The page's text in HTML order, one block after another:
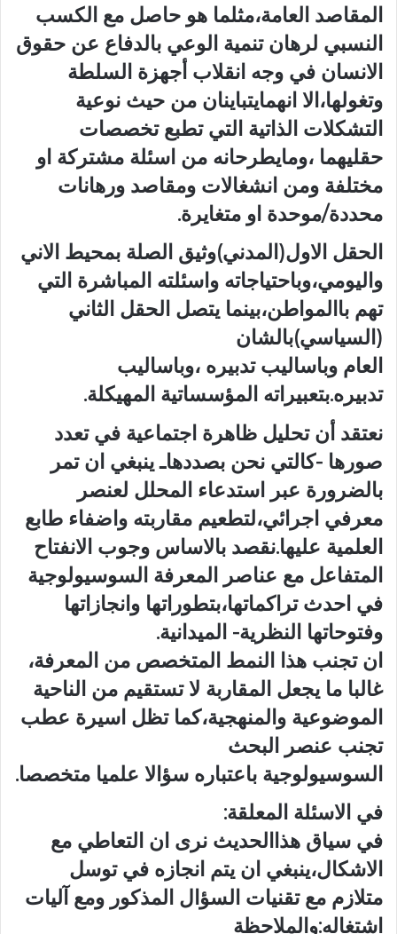
المقاصد العامة،مثلما هو حاصل مع الكسب
النسبي لرهان تنمية الوعي بالدفاع عن حقوق
الانسان في وجه انقلاب أجهزة السلطة
وتغولها،الا انهمايتباينان من حيث نوعية
التشكلات الذاتية التي تطبع تخصصات
حقليهما ،ومايطرحانه من اسئلة مشتركة او
مختلفة ومن انشغالات ومقاصد ورهانات
محددة/موحدة او متغايرة.
الحقل الاول(المدني)وثيق الصلة بمحيط الاني
واليومي،وباحتياجاته واسئلته المباشرة التي
تهم باالمواطن،بينما يتصل الحقل الثاني
(السياسي)بالشان
العام وباساليب تدبيره ،وباساليب
تدبيره.بتعبيراته المؤسساتية المهيكلة.
نعتقد أن تحليل ظاهرة اجتماعية في تعدد
صورها -كالتي نحن بصددهاـ ينبغي ان تمر
بالضرورة عبر استدعاء المحلل لعنصر
معرفي اجرائي،لتطعيم مقاربته واضفاء طابع
العلمية عليها.نقصد بالاساس وجوب الانفتاح
المتفاعل مع عناصر المعرفة السوسيولوجية
في احدث تراكماتها،بتطوراتها وانجازاتها
وفتوحاتها النظرية- الميدانية.
ان تجنب هذا النمط المتخصص من المعرفة،
غالبا ما يجعل المقاربة لا تستقيم من الناحية
الموضوعية والمنهجية،كما تظل اسيرة عطب
تجنب عنصر البحث
السوسيولوجية باعتباره سؤالا علميا متخصصا.
في الاسئلة المعلقة:
في سياق هذاالحديث نرى ان التعاطي مع
الاشكال،ينبغي ان يتم انجازه في توسل
متلازم مع تقنيات السؤال المذكور ومع آليات
اشتغاله:والملاحظة